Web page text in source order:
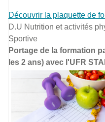
Découvrir la plaquette de
D.U Nutrition et activités
Sportive
Portage de la formation
les 2 ans) avec l'UFR